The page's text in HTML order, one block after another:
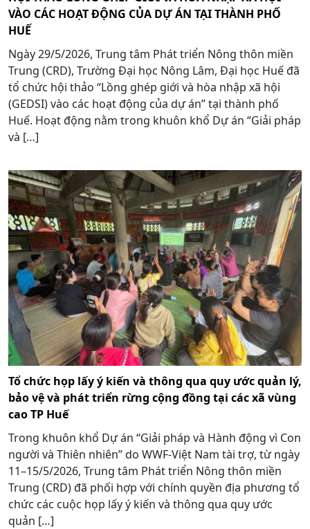
VÀO CÁC HOẠT ĐỘNG CỦA DỰ ÁN TẠI THÀNH PHỐ
HUẾ
Ngày 29/5/2026, Trung tâm Phát triển Nông thôn miền
Trung (CRD), Trường Đại học Nông Lâm, Đại học Huế đã
tổ chức hội thảo “Lồng ghép giới và hòa nhập xã hội
(GEDSI) vào các hoạt động của dự án” tại thành phố
Huế. Hoạt động nằm trong khuôn khổ Dự án “Giải pháp
và […]
Tổ chức họp lấy ý kiến và thông qua quy ước quản lý,
bảo vệ và phát triển rừng cộng đồng tại các xã vùng
cao TP Huế
Trong khuôn khổ Dự án “Giải pháp và Hành động vì Con
người và Thiên nhiên” do WWF-Việt Nam tài trợ, từ ngày
11–15/5/2026, Trung tâm Phát triển Nông thôn miền
Trung (CRD) đã phối hợp với chính quyền địa phương tổ
chức các cuộc họp lấy ý kiến và thông qua quy ước
quản […]